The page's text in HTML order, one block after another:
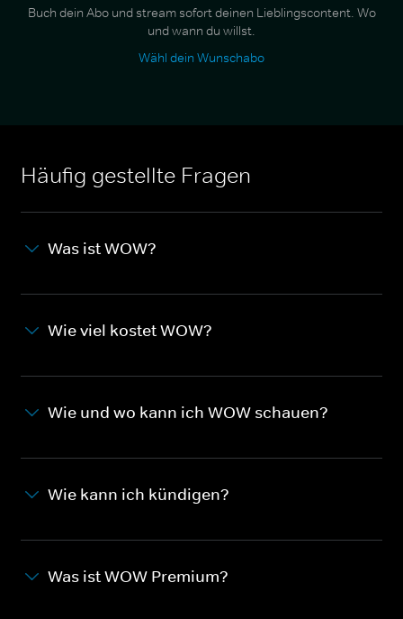
Buch dein Abo und stream sofort deinen Lieblingscontent. Wo
und wann du willst.
Wähl dein Wunschabo
Häufig gestellte Fragen
Was ist WOW?
Wie viel kostet WOW?
Wie und wo kann ich WOW schauen?
Wie kann ich kündigen?
Was ist WOW Premium?